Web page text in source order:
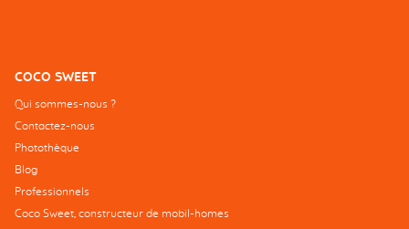
COCO SWEET
Qui sommes-nous ?
Contactez-nous
Photothèque
Blog
Professionnels
Coco Sweet, constructeur de mobil-homes